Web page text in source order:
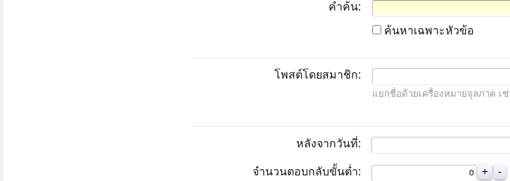
คำค้น:
ค้นหาเฉพาะหัวข้อ
โพสต์โดยสมาชิก:
หลังจากวันที่:
จำนวนตอบกลับขั้นต่ำ: